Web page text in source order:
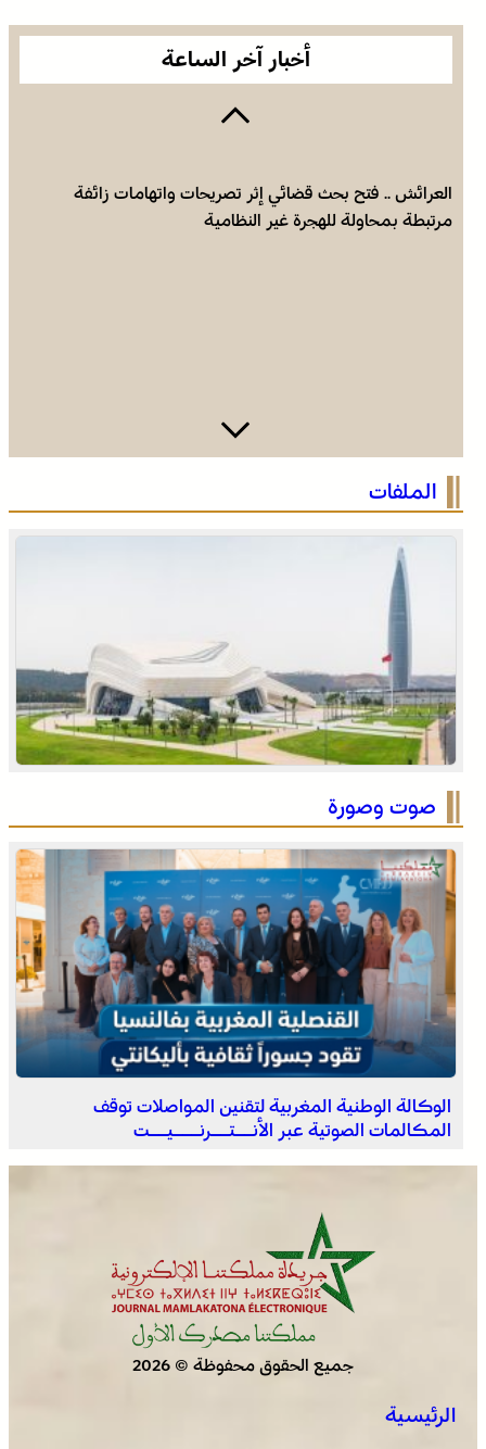
أخبار آخر الساعة
العرائش .. فتح بحث قضائي إثر تصريحات واتهامات زائفة
مرتبطة بمحاولة للهجرة غير النظامية
الصحراء المغربية .. كولومبيا تعلن تغييرا في موقفها وتعترف
بسيادة المغرب على صحرائه
الصحراء المغربية .. كولومبيا تعلن تغييرا في موقفها وتعترف
برقية تعزية ومواساة من أسرة جريدة “مملكتنا” إلى الأستاذ
النقيب مولاي سليمان العمراني في وفاة شقيقه الأكبر
المرحوم مُّحمد العمراني
الملفات
صوت وصورة
الوكالة الوطنية المغربية لتقنين المواصلات توقف
المكالمات الصوتية عبر الأنــتــرنـــيــت
جميع الحقوق محفوظة © 2026
الرئيسية